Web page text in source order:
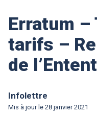
Erratum –
tarifs –
de
Infolettre
Mis à jour le 28 janvier 2021